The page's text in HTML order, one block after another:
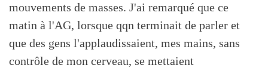
mouvements de masses. J'ai remarqué que ce
matin à l'AG, lorsque qqn terminait de parler et
que des gens l'applaudissaient, mes mains, sans
contrôle de mon cerveau, se mettaient